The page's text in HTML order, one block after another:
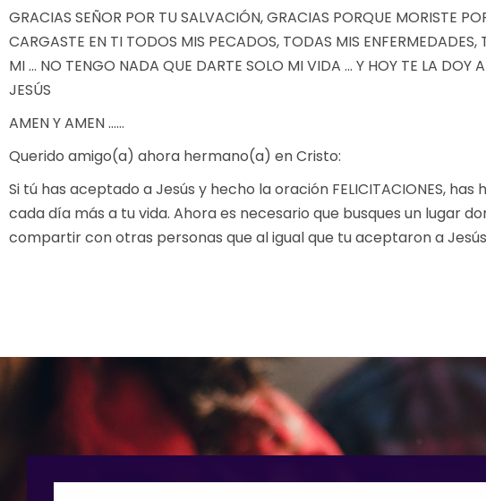
GRACIAS SEÑOR POR TU SALVACIÓN, GRACIAS PORQUE MORISTE
CARGASTE EN TI TODOS MIS PECADOS, TODAS MIS
MI … NO TENGO NADA QUE DARTE SOLO MI VIDA … Y HOY TE LA DOY
JESÚS
AMEN Y AMEN ……
Querido amigo(a) ahora hermano(a) en Cristo:
Si tú has aceptado a Jesús y hecho la oración FELICITACIONES,
cada día más a tu vida. Ahora es necesario que busques un lugar
compartir con otras personas que al igual que tu aceptaron a